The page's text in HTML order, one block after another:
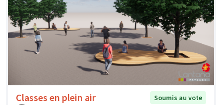
Classes en plein air
Soumis au vote